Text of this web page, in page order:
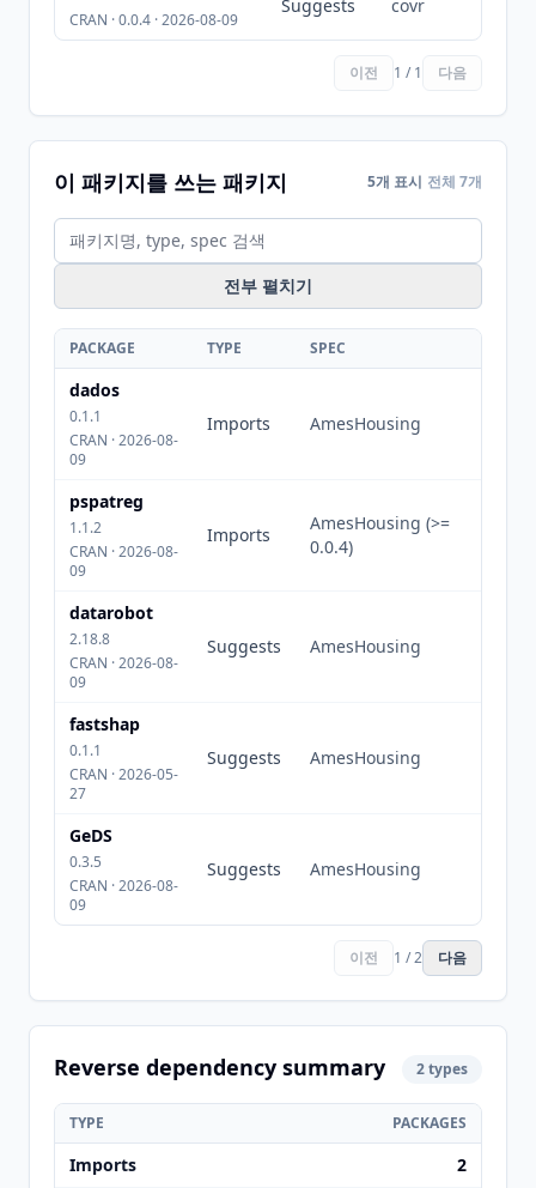
CRAN · 0.0.4 · 2026-08-09
Suggests covr
이전 1 / 1 다음
이 패키지를 쓰는 패키지 5개 표시 전체 7개
전부 펼치기
PACKAGE TYPE SPEC
dados
0.1.1
CRAN · 2026-08-
09
Imports AmesHousing
pspatreg
1.1.2
CRAN · 2026-08-
09
Imports
AmesHousing (>=
0.0.4)
datarobot
2.18.8
CRAN · 2026-08-
09
Suggests AmesHousing
fastshap
0.1.1
CRAN · 2026-05-
27
Suggests AmesHousing
GeDS
0.3.5
CRAN · 2026-08-
09
Suggests AmesHousing
이전 1 / 2 다음
Reverse dependency summary 2 types
TYPE PACKAGES
Imports
2